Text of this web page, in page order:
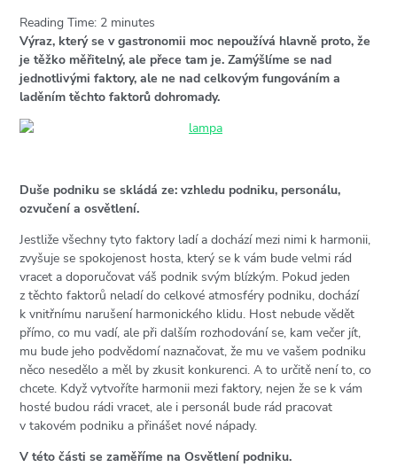
Reading Time: 2 minutes
Výraz, který se v gastronomii moc nepoužívá hlavně proto, že
je těžko měřitelný, ale přece tam je. Zamýšlíme se nad
jednotlivými faktory, ale ne nad celkovým fungováním a
laděním těchto faktorů dohromady.
Duše podniku se skládá ze: vzhledu podniku, personálu,
ozvučení a osvětlení.
Jestliže všechny tyto faktory ladí a dochází mezi nimi k harmonii,
zvyšuje se spokojenost hosta, který se k vám bude velmi rád
vracet a doporučovat váš podnik svým blízkým. Pokud jeden
z těchto faktorů neladí do celkové atmosféry podniku, dochází
k vnitřnímu narušení harmonického klidu. Host nebude vědět
přímo, co mu vadí, ale při dalším rozhodování se, kam večer jít,
mu bude jeho podvědomí naznačovat, že mu ve vašem podniku
něco nesedělo a měl by zkusit konkurenci. A to určitě není to, co
chcete. Když vytvoříte harmonii mezi faktory, nejen že se k vám
hosté budou rádi vracet, ale i personál bude rád pracovat
v takovém podniku a přinášet nové nápady.
V této části se zaměříme na Osvětlení podniku.